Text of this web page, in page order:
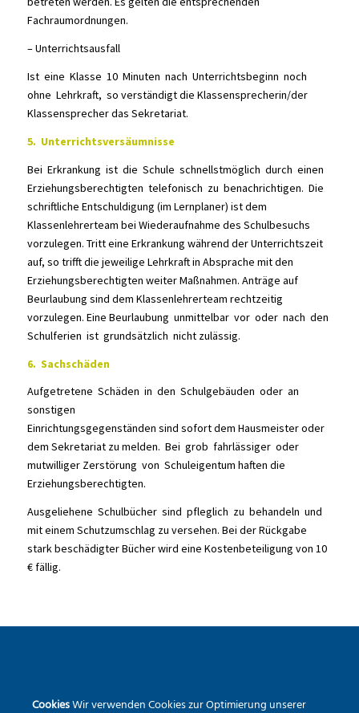
Fachraumordnungen.
– Unterrichtsausfall
Ist eine Klasse 10 Minuten nach Unterrichtsbeginn noch
ohne Lehrkraft, so verständigt die Klassensprecherin/der
Klassensprecher das Sekretariat.
5. Unterrichtsversäumnisse
Bei Erkrankung ist die Schule schnellstmöglich durch einen
Erziehungsberechtigten telefonisch zu benachrichtigen. Die
schriftliche Entschuldigung (im Lernplaner) ist dem
Klassenlehrerteam bei Wiederaufnahme des Schulbesuchs
vorzulegen. Tritt eine Erkrankung während der Unterrichtszeit
auf, so trifft die jeweilige Lehrkraft in Absprache mit den
Erziehungsberechtigten weiter Maßnahmen. Anträge auf
Beurlaubung sind dem Klassenlehrerteam rechtzeitig
vorzulegen. Eine Beurlaubung unmittelbar vor oder nach den
Schulferien ist grundsätzlich nicht zulässig.
6. Sachschäden
Aufgetretene Schäden in den Schulgebäuden oder an
sonstigen
Einrichtungsgegenständen sind sofort dem Hausmeister oder
dem Sekretariat zu melden. Bei grob fahrlässiger oder
mutwilliger Zerstörung von Schuleigentum haften die
Erziehungsberechtigten.
Ausgeliehene Schulbücher sind pfleglich zu behandeln und
mit einem Schutzumschlag zu versehen. Bei der Rückgabe
stark beschädigter Bücher wird eine Kostenbeteiligung von 10
€ fällig.
Pietrapaola-Platz 4
CookiesWir verwenden Cookies zur Optimierung unserer